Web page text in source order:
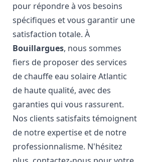
pour répondre à vos besoins
spécifiques et vous garantir une
satisfaction totale. À
Bouillargues, nous sommes
fiers de proposer des services
de chauffe eau solaire Atlantic
de haute qualité, avec des
garanties qui vous rassurent.
Nos clients satisfaits témoignent
de notre expertise et de notre
professionnalisme. N'hésitez